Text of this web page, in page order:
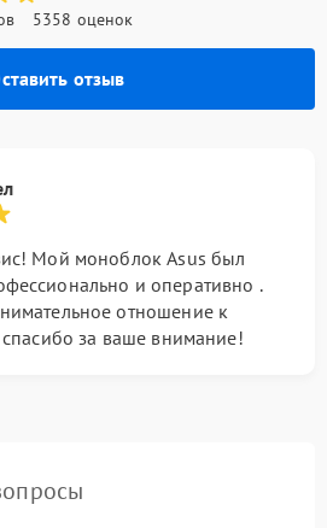
5358 оценок
отзыв
Мой моноблок Asus был
и оперативно .
отношение к
спасибо за ваше внимание!